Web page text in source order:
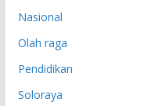
Nasional
Olah raga
Pendidikan
Soloraya